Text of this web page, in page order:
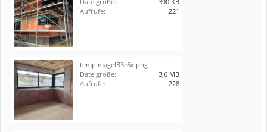
Aufrufe:
221
tempImagelB3r6x.png
Dateigröße:
3,6 MB
Aufrufe:
228